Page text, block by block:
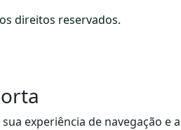
direitos reservados.
experiência de navegação